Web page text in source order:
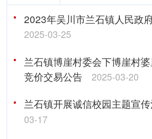
2023年吴川市兰石镇人民政
2025-03-25
兰石镇博崖村委会下博崖村
竞价交易公告
2025-03-20
兰石镇开展诚信校园主题宣
03-17